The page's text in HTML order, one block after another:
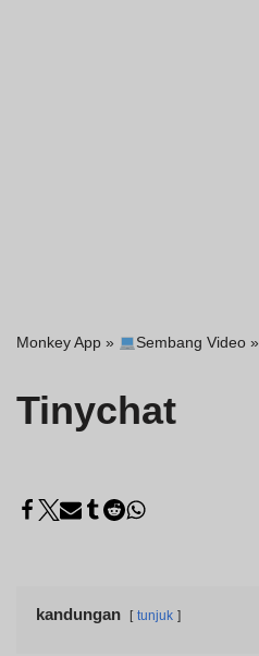
Monkey App » Sembang Video»
Tinychat
kandungan tunjuk